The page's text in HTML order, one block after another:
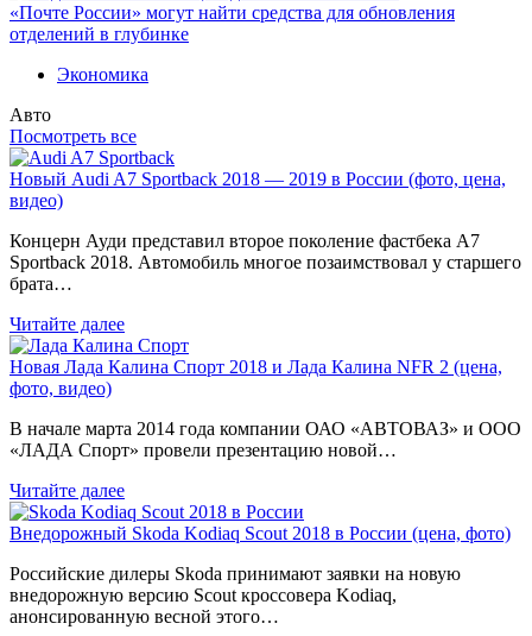
«Почте России» могут найти средства для обновления
отделений в глубинке
Экономика
Авто
Посмотреть все
Новый Audi A7 Sportback 2018 — 2019 в России (фото, цена,
видео)
Концерн Ауди представил второе поколение фастбека A7
Sportback 2018. Автомобиль многое позаимствовал у старшего
брата…
Читайте далее
Новая Лада Калина Спорт 2018 и Лада Калина NFR 2 (цена,
фото, видео)
В начале марта 2014 года компании ОАО «АВТОВАЗ» и ООО
«ЛАДА Спорт» провели презентацию новой…
Читайте далее
Внедорожный Skoda Kodiaq Scout 2018 в России (цена, фото)
Российские дилеры Skoda принимают заявки на новую
внедорожную версию Scout кроссовера Kodiaq,
анонсированную весной этого…